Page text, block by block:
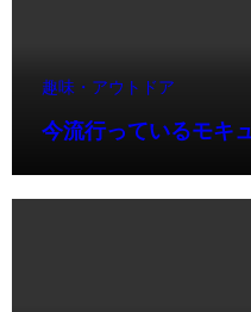
趣味・アウトドア
今流行っているモキ